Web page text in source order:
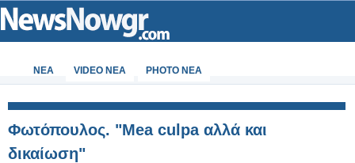
ΝΕΑ VIDEO NEA PHOTO NEA
Φωτόπουλος. "Mea culpa αλλά και
δικαίωση"